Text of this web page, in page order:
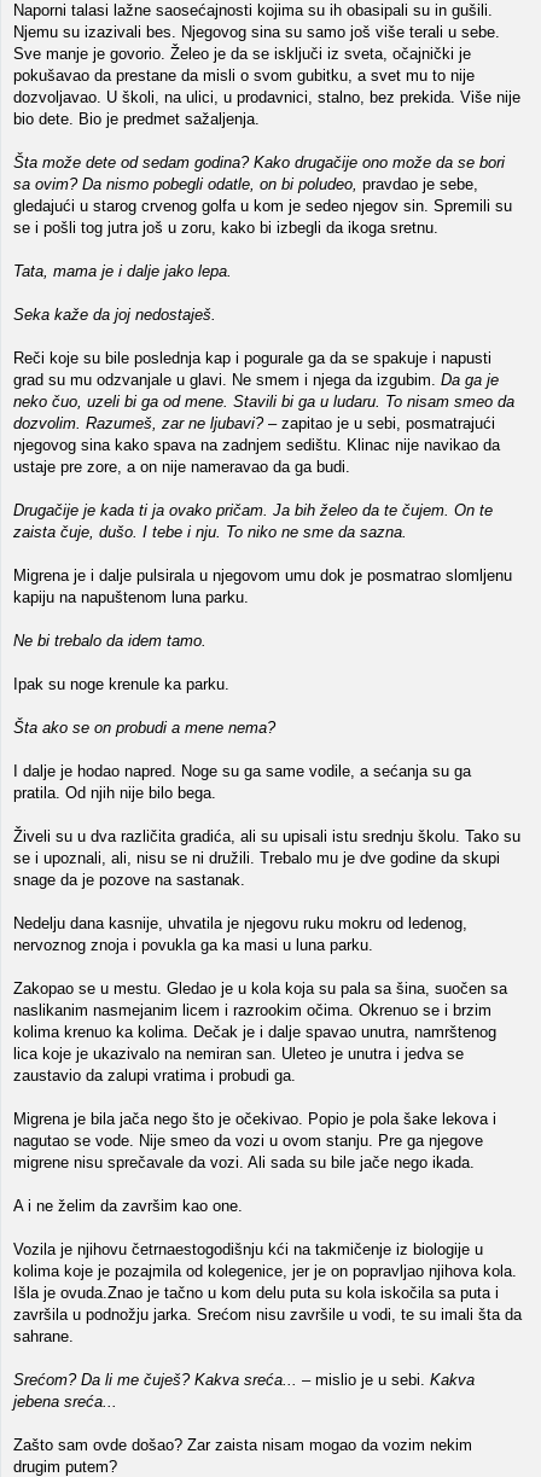
Naporni talasi lažne saosećajnosti kojima su ih obasipali su in gušili.
Njemu su izazivali bes. Njegovog sina su samo još više terali u sebe.
Sve manje je govorio. Želeo je da se isključi iz sveta, očajnički je
pokušavao da prestane da misli o svom gubitku, a svet mu to nije
dozvoljavao. U školi, na ulici, u prodavnici, stalno, bez prekida. Više nije
bio dete. Bio je predmet sažaljenja.
Šta može dete od sedam godina? Kako drugačije ono može da se bori
sa ovim? Da nismo pobegli odatle, on bi poludeo, pravdao je sebe,
gledajući u starog crvenog golfa u kom je sedeo njegov sin. Spremili su
se i pošli tog jutra još u zoru, kako bi izbegli da ikoga sretnu.
Tata, mama je i dalje jako lepa.
Seka kaže da joj nedostaješ.
Reči koje su bile poslednja kap i pogurale ga da se spakuje i napusti
grad su mu odzvanjale u glavi. Ne smem i njega da izgubim. Da ga je
neko čuo, uzeli bi ga od mene. Stavili bi ga u ludaru. To nisam smeo da
dozvolim. Razumeš, zar ne ljubavi?– zapitao je u sebi, posmatrajući
njegovog sina kako spava na zadnjem sedištu. Klinac nije navikao da
ustaje pre zore, a on nije nameravao da ga budi.
Drugačije je kada ti ja ovako pričam. Ja bih želeo da te čujem. On te
zaista čuje, dušo. I tebe i nju. To niko ne sme da sazna.
Migrena je i dalje pulsirala u njegovom umu dok je posmatrao slomljenu
kapiju na napuštenom luna parku.
Ne bi trebalo da idem tamo.
Ipak su noge krenule ka parku.
Šta ako se on probudi a mene nema?
I dalje je hodao napred. Noge su ga same vodile, a sećanja su ga
pratila. Od njih nije bilo bega.
Živeli su u dva različita gradića, ali su upisali istu srednju školu. Tako su
se i upoznali, ali, nisu se ni družili. Trebalo mu je dve godine da skupi
snage da je pozove na sastanak.
Nedelju dana kasnije, uhvatila je njegovu ruku mokru od ledenog,
nervoznog znoja i povukla ga ka masi u luna parku.
Zakopao se u mestu. Gledao je u kola koja su pala sa šina, suočen sa
naslikanim nasmejanim licem i razrookim očima. Okrenuo se i brzim
kolima krenuo ka kolima. Dečak je i dalje spavao unutra, namrštenog
lica koje je ukazivalo na nemiran san. Uleteo je unutra i jedva se
zaustavio da zalupi vratima i probudi ga.
Migrena je bila jača nego što je očekivao. Popio je pola šake lekova i
nagutao se vode. Nije smeo da vozi u ovom stanju. Pre ga njegove
migrene nisu sprečavale da vozi. Ali sada su bile jače nego ikada.
A i ne želim da završim kao one.
Vozila je njihovu četrnaestogodišnju kći na takmičenje iz biologije u
kolima koje je pozajmila od kolegenice, jer je on popravljao njihova kola.
Išla je ovuda.Znao je tačno u kom delu puta su kola iskočila sa puta i
završila u podnožju jarka. Srećom nisu završile u vodi, te su imali šta da
sahrane.
Srećom? Da li me čuješ? Kakva sreća... – mislio je u sebi. Kakva
jebena sreća...
Zašto sam ovde došao? Zar zaista nisam mogao da vozim nekim
drugim putem?